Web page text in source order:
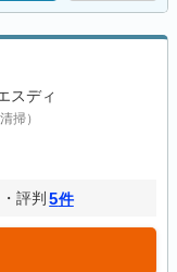
スディ
掃）
評判 5件